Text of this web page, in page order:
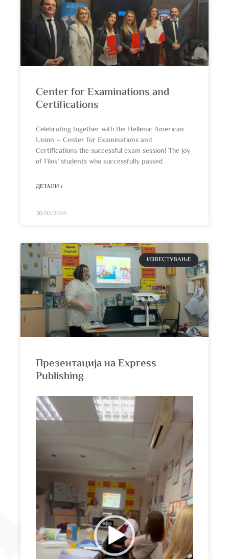
Center for Examinations and
Certifications
Celebrating together with the Hellenic American
Union – Center for Examinations and
Certifications the successful exam session! The joy
of Filos’ students who successfully passed
ДЕТАЛИ »
30/10/2024
ИЗВЕСТУВАЊЕ
Презентација на Express
Publishing
Video
Player